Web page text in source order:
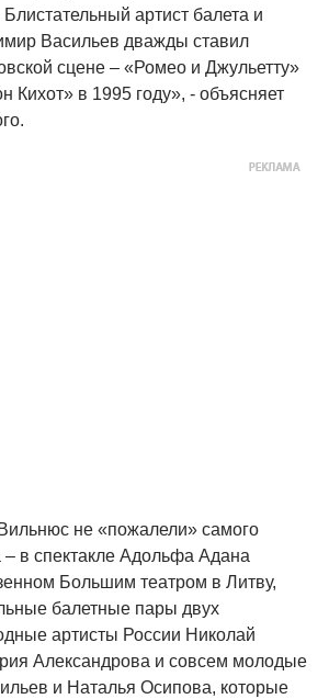
артист балета и
Васильев дважды ставил
сцене – «Ромео и Джульетту»
Кихот» в 1995 году», - объясняет
не «пожалели» самого
– в спектакле Адольфа Адана
Большим театром в Литву,
балетные пары двух
артисты России Николай
Александрова и совсем молодые
и Наталья Осипова, которые